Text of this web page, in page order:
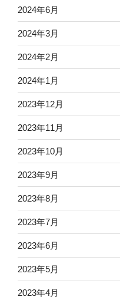
2024年6月
2024年3月
2024年2月
2024年1月
2023年12月
2023年11月
2023年10月
2023年9月
2023年8月
2023年7月
2023年6月
2023年5月
2023年4月